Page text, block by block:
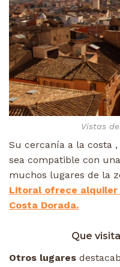
Vistas
Su cercanía a la costa
sea compatible con
muchos lugares de la
Litoral ofrece
Costa Dorada.
Que
Otros lugares